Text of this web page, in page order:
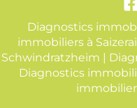
Diagnostics
immobiliers à
Schwindratzheim |
Diagnostics